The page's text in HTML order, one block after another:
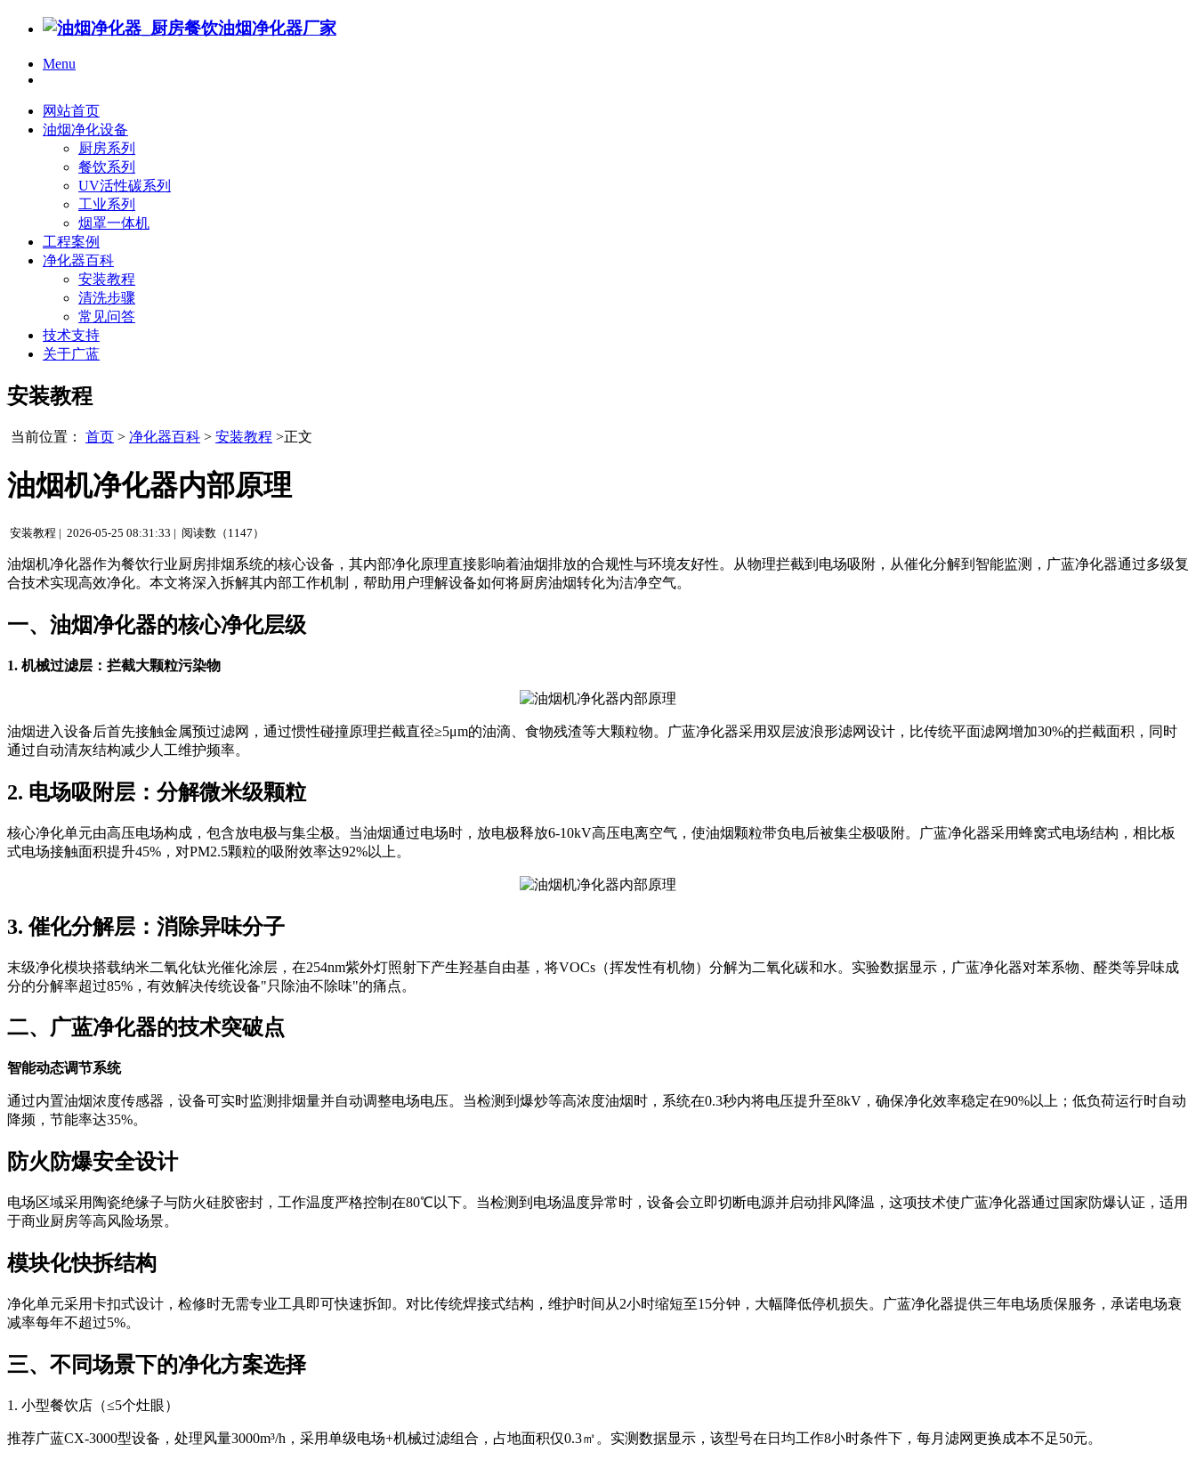
Menu
网站首页
油烟净化设备
厨房系列
餐饮系列
UV活性碳系列
工业系列
烟罩一体机
工程案例
净化器百科
安装教程
清洗步骤
常见问答
技术支持
关于广蓝
安装教程
当前位置： 首页 > 净化器百科 > 安装教程 >正文
油烟机净化器内部原理
安装教程 | 2026-05-25 08:31:33 | 阅读数（1147）
油烟机净化器作为餐饮行业厨房排烟系统的核心设备，其内部净化原理直接影响着油烟排放的合规性与环境友好性。从物理拦截到电场吸附，从催化分解到智能监测，广蓝净化器通过多级复
合技术实现高效净化。本文将深入拆解其内部工作机制，帮助用户理解设备如何将厨房油烟转化为洁净空气。
一、油烟净化器的核心净化层级
1. 机械过滤层：拦截大颗粒污染物
油烟进入设备后首先接触金属预过滤网，通过惯性碰撞原理拦截直径≥5μm的油滴、食物残渣等大颗粒物。广蓝净化器采用双层波浪形滤网设计，比传统平面滤网增加30%的拦截面积，同时
通过自动清灰结构减少人工维护频率。
2. 电场吸附层：分解微米级颗粒
核心净化单元由高压电场构成，包含放电极与集尘极。当油烟通过电场时，放电极释放6-10kV高压电离空气，使油烟颗粒带负电后被集尘极吸附。广蓝净化器采用蜂窝式电场结构，相比板
式电场接触面积提升45%，对PM2.5颗粒的吸附效率达92%以上。
3. 催化分解层：消除异味分子
末级净化模块搭载纳米二氧化钛光催化涂层，在254nm紫外灯照射下产生羟基自由基，将VOCs（挥发性有机物）分解为二氧化碳和水。实验数据显示，广蓝净化器对苯系物、醛类等异味成
分的分解率超过85%，有效解决传统设备"只除油不除味"的痛点。
二、广蓝净化器的技术突破点
智能动态调节系统
通过内置油烟浓度传感器，设备可实时监测排烟量并自动调整电场电压。当检测到爆炒等高浓度油烟时，系统在0.3秒内将电压提升至8kV，确保净化效率稳定在90%以上；低负荷运行时自动
降频，节能率达35%。
防火防爆安全设计
电场区域采用陶瓷绝缘子与防火硅胶密封，工作温度严格控制在80℃以下。当检测到电场温度异常时，设备会立即切断电源并启动排风降温，这项技术使广蓝净化器通过国家防爆认证，适用
于商业厨房等高风险场景。
模块化快拆结构
净化单元采用卡扣式设计，检修时无需专业工具即可快速拆卸。对比传统焊接式结构，维护时间从2小时缩短至15分钟，大幅降低停机损失。广蓝净化器提供三年电场质保服务，承诺电场衰
减率每年不超过5%。
三、不同场景下的净化方案选择
1. 小型餐饮店（≤5个灶眼）
推荐广蓝CX-3000型设备，处理风量3000m³/h，采用单级电场+机械过滤组合，占地面积仅0.3㎡。实测数据显示，该型号在日均工作8小时条件下，每月滤网更换成本不足50元。